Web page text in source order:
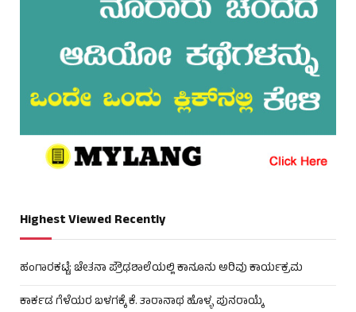
Highest Viewed Recently
ಹಂಗಾರಕಟ್ಟೆ: ಚೇತನಾ ಪ್ರೌಢಶಾಲೆಯಲ್ಲಿ ಕಾನೂನು ಅರಿವು ಕಾರ್ಯಕ್ರಮ
ಕಾರ್ಕಡ ಗೆಳೆಯರ ಬಳಗಕ್ಕೆ ಕೆ. ತಾರಾನಾಥ ಹೊಳ್ಳ ಪುನರಾಯ್ಕೆ